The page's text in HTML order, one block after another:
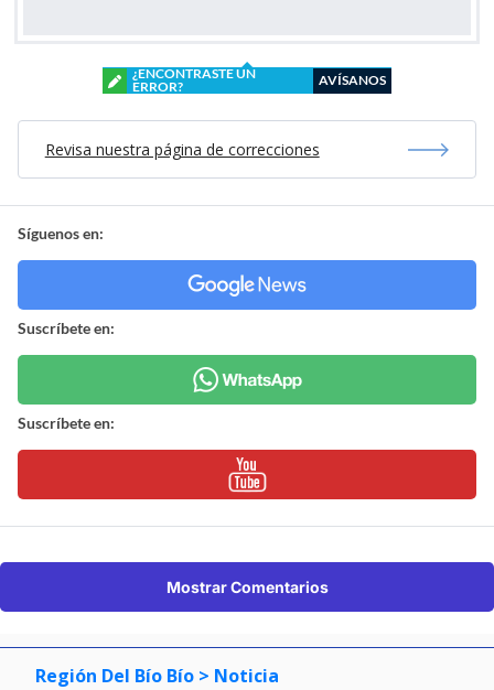
¿ENCONTRASTE UN
ERROR?
AVÍSANOS
Revisa nuestra página de correcciones
Síguenos en:
Suscríbete en:
Suscríbete en:
Mostrar Comentarios
Región Del Bío Bío > Noticia